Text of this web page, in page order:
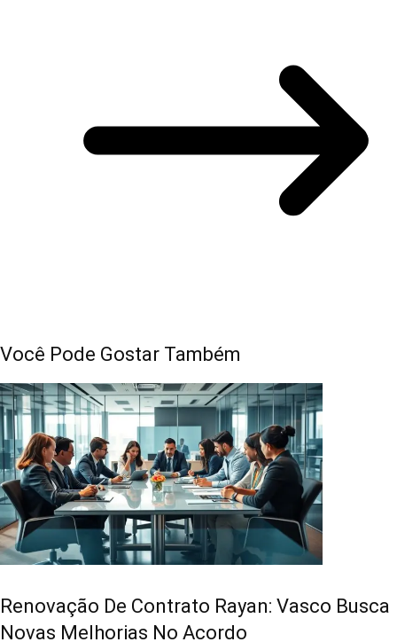
Você Pode Gostar Também
Renovação De Contrato Rayan: Vasco Busca
Novas Melhorias No Acordo